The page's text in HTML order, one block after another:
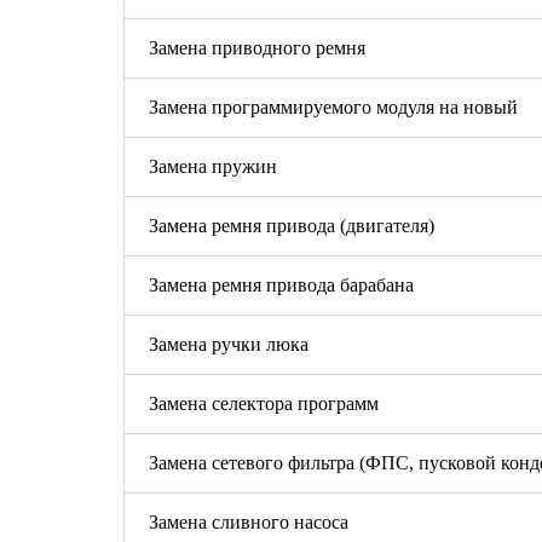
Замена приводного ремня
Замена программируемого модуля на новый
Замена пружин
Замена ремня привода (двигателя)
Замена ремня привода барабана
Замена ручки люка
Замена селектора программ
Замена сетевого фильтра (ФПС, пусковой
Замена сливного насоса